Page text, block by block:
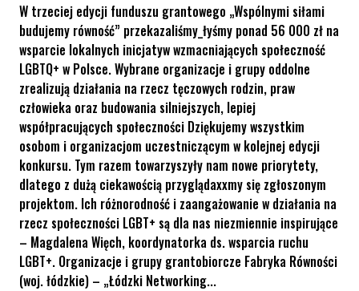
W trzeciej edycji funduszu grantowego „Wspólnymi siłami
budujemy równość” przekazaliśmy_łyśmy ponad 56 000 zł na
wsparcie lokalnych inicjatyw wzmacniających społeczność
LGBTQ+ w Polsce. Wybrane organizacje i grupy oddolne
zrealizują działania na rzecz tęczowych rodzin, praw
człowieka oraz budowania silniejszych, lepiej
współpracujących społeczności Dziękujemy wszystkim
osobom i organizacjom uczestniczącym w kolejnej edycji
konkursu. Tym razem towarzyszyły nam nowe priorytety,
dlatego z dużą ciekawością przyglądaxxmy się zgłoszonym
projektom. Ich różnorodność i zaangażowanie w działania na
rzecz społeczności LGBT+ są dla nas niezmiennie inspirujące
– Magdalena Więch, koordynatorka ds. wsparcia ruchu
LGBT+. Organizacje i grupy grantobiorcze Fabryka Równości
(woj. łódzkie) – „Łódzki Networking...